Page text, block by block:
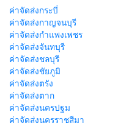
ค่าจัดส่งกระบี่
ค่าจัดส่งกาญจนบุรี
ค่าจัดส่งกำแพงเพชร
ค่าจัดส่งจันทบุรี
ค่าจัดส่งชลบุรี
ค่าจัดส่งชัยภูมิ
ค่าจัดส่งตรัง
ค่าจัดส่งตาก
ค่าจัดส่งนครปฐม
ค่าจัดส่งนครราชสีมา